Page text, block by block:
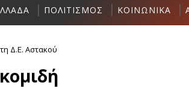
ΠΟΛΙΤΙΣΜΟΣ ΚΟΙΝΩΝΙΚΑ
Δ.Ε. Αστακού